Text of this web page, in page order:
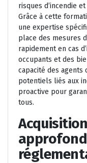
risques d’incendie
Grâce à cette
une expertise
place des mesures
rapidement en cas
occupants et des
capacité des agents
potentiels liés aux
proactive pour
tous.